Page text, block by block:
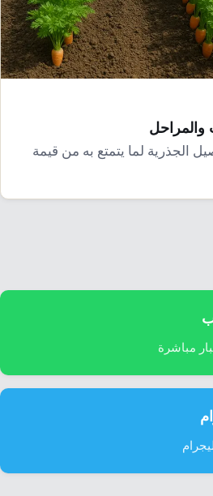
والمراحل
الجذرية لما يتمتع به من قيمة
مباشرة